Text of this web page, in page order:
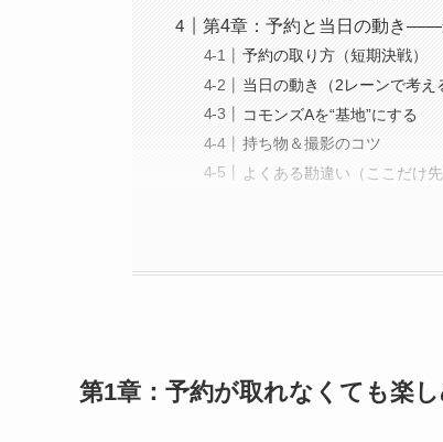
第4章：予約と当日の動き——
予約の取り方（短期決戦）
当日の動き（2レーンで考え
コモンズAを“基地”にする
持ち物＆撮影のコツ
よくある勘違い（ここだけ先
第1章：予約が取れなくても楽